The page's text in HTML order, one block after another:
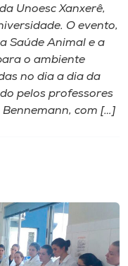
Unoesc Xanxerê,
O evento,
Saúde Animal e a
o ambiente
no dia a dia da
pelos professores
com […]